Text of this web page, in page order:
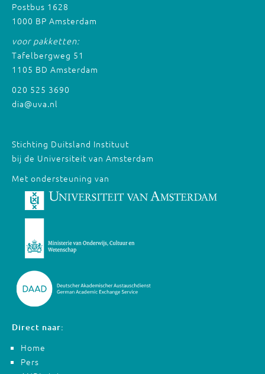
Postbus 1628
1000 BP Amsterdam
voor pakketten:
Tafelbergweg 51
1105 BD Amsterdam
020 525 3690
dia@uva.nl
Stichting Duitsland Instituut
bij de Universiteit van Amsterdam
Met ondersteuning van
Direct naar:
Home
Pers